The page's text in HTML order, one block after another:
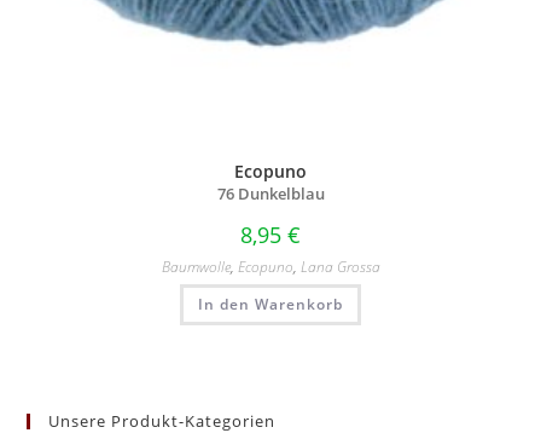
Ecopuno
76 Dunkelblau
8,95 €
Baumwolle, Ecopuno, Lana Grossa
In den Warenkorb
Unsere Produkt-Kategorien